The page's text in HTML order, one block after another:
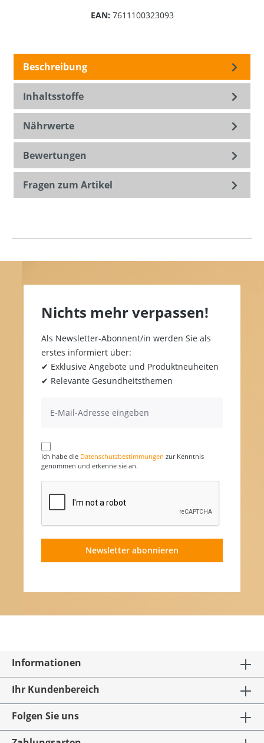
EAN: 7611100323093
Beschreibung
Inhaltsstoffe
Nährwerte
Bewertungen
Fragen zum Artikel
Nichts mehr verpassen!
Als Newsletter-Abonnent/in werden Sie als
erstes informiert über:
✔ Exklusive Angebote und Produktneuheiten
✔ Relevante Gesundheitsthemen
Ich habe die Datenschutzbestimmungen zur Kenntnis
genommen und erkenne sie an.
Newsletter abonnieren
Informationen
Ihr Kundenbereich
Folgen Sie uns